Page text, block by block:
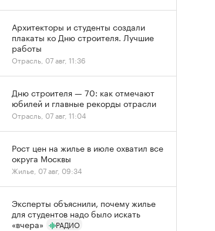
Архитекторы и студенты создали
плакаты ко Дню строителя. Лучшие
работы
Отрасль, 07 авг, 11:36
Дню строителя — 70: как отмечают
юбилей и главные рекорды отрасли
Отрасль, 07 авг, 11:04
Рост цен на жилье в июле охватил все
округа Москвы
Жилье, 07 авг, 09:34
Эксперты объяснили, почему жилье
для студентов надо было искать
«вчера»
РАДИО